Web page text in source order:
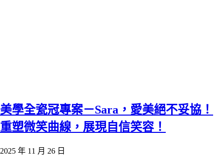
美學全瓷冠專案－Sara，愛美絕不妥協！
重塑微笑曲線，展現自信笑容！
2025 年 11 月 26 日